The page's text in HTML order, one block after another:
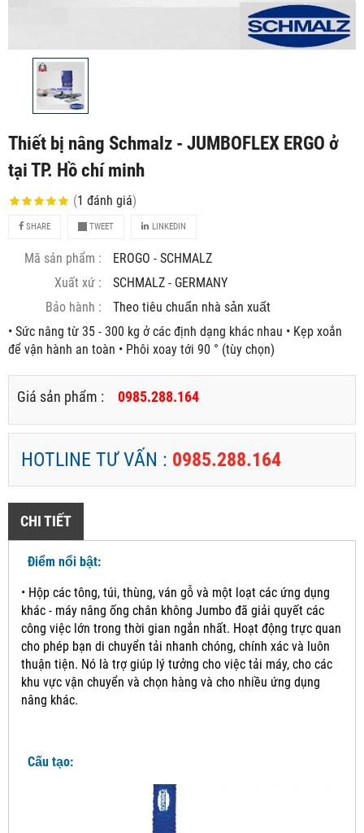
Thiết bị nâng Schmalz - JUMBOFLEX ERGO ở
tại TP. Hồ chí minh
(1 đánh giá)
SHARE TWEET LINKEDIN
Mã sản phẩm :
EROGO - SCHMALZ
Xuất xứ :
SCHMALZ - GERMANY
Bảo hành :
Theo tiêu chuẩn nhà sản xuất
• Sức nâng từ 35 - 300 kg ở các định dạng khác nhau • Kẹp xoắn
để vận hành an toàn • Phôi xoay tới 90 ° (tùy chọn)
Giá sản phẩm : 0985.288.164
HOTLINE TƯ VẤN : 0985.288.164
CHI TIẾT
Điểm nổi bật:
• Hộp các tông, túi, thùng, ván gỗ và một loạt các ứng dụng
khác - máy nâng ống chân không Jumbo đã giải quyết các
công việc lớn trong thời gian ngắn nhất. Hoạt động trực quan
cho phép bạn di chuyển tải nhanh chóng, chính xác và luôn
thuận tiện. Nó là trợ giúp lý tưởng cho việc tải máy, cho các
khu vực vận chuyển và chọn hàng và cho nhiều ứng dụng
nâng khác.
Cấu tạo: